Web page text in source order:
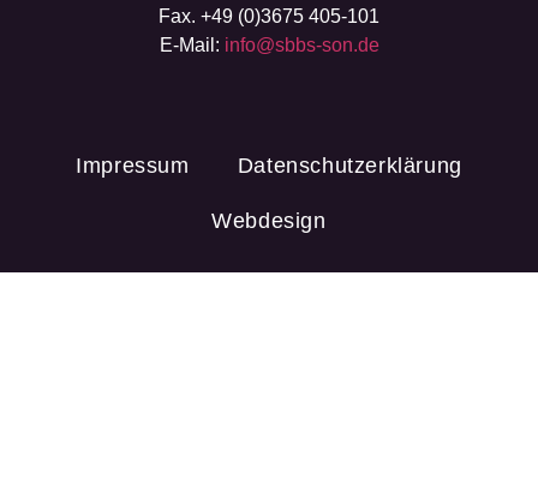
Fax. +49 (0)3675 405-101
E-Mail: info@sbbs-son.de
Impressum Datenschutzerklärung
Webdesign